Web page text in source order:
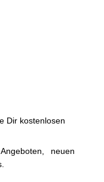
Dir kostenlosen
neuen